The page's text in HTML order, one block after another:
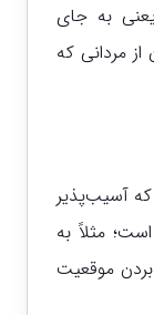
به جای
مردانی که
آسیب‌پذیر
مثلاً به
موقعیت